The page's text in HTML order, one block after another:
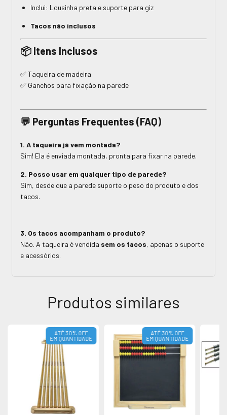
Inclui: Lousinha preta e suporte para giz
Tacos não inclusos
📦 Itens Inclusos
✅ Taqueira de madeira
✅ Ganchos para fixação na parede
💬 Perguntas Frequentes (FAQ)
1. A taqueira já vem montada?
Sim! Ela é enviada montada, pronta para fixar na parede.
2. Posso usar em qualquer tipo de parede?
Sim, desde que a parede suporte o peso do produto e dos
tacos.
3. Os tacos acompanham o produto?
Não. A taqueira é vendida sem os tacos, apenas o suporte
e acessórios.
Produtos similares
ATÉ 30% OFF
EM QUANTIDADE
ATÉ 30% OFF
EM QUANTIDADE